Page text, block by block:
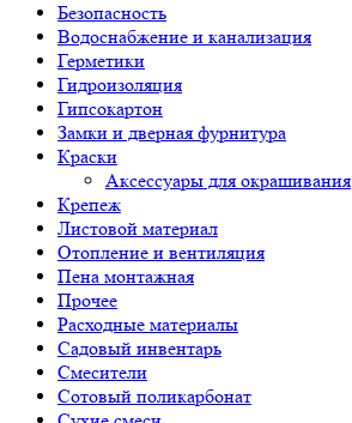
Безопасность
Водоснабжение и канализация
Герметики
Гидроизоляция
Гипсокартон
Замки и дверная фурнитура
Краски
Аксессуары для окрашивания
Крепеж
Листовой материал
Отопление и вентиляция
Пена монтажная
Прочее
Расходные материалы
Садовый инвентарь
Смесители
Сотовый поликарбонат